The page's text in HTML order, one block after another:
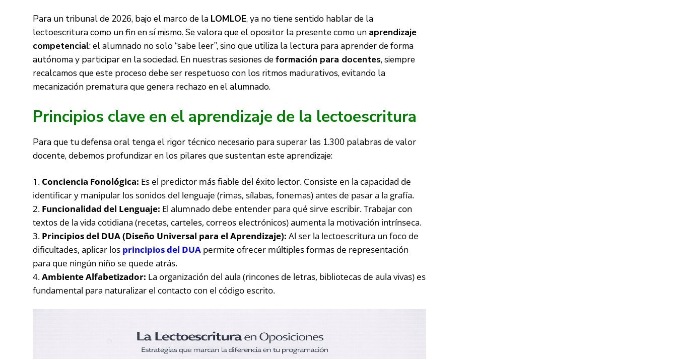
Para un tribunal de 2026, bajo el marco de la LOMLOE, ya no tiene sentido hablar de la
lectoescritura como un fin en sí mismo. Se valora que el opositor la presente como un aprendizaje
competencial: el alumnado no solo “sabe leer”, sino que utiliza la lectura para aprender de forma
autónoma y participar en la sociedad. En nuestras sesiones deformación para docentes, siempre
recalcamos que este proceso debe ser respetuoso con los ritmos madurativos, evitando la
mecanización prematura que genera rechazo en el alumnado.
Principios clave en el aprendizaje de la lectoescritura
Para que tu defensa oral tenga el rigor técnico necesario para superar las 1.300 palabras de valor
docente, debemos profundizar en los pilares que sustentan este aprendizaje:
Conciencia Fonológica: Es el predictor más fiable del éxito lector. Consiste en la capacidad de
identificar y manipular los sonidos del lenguaje (rimas, sílabas, fonemas) antes de pasar a la grafía.
Funcionalidad del Lenguaje: El alumnado debe entender para qué sirve escribir. Trabajar con
textos de la vida cotidiana (recetas, carteles, correos electrónicos) aumenta la motivación intrínseca.
Principios del DUA (Diseño Universal para el Aprendizaje): Al ser la lectoescritura un foco de
dificultades, aplicar los principios del DUApermite ofrecer múltiples formas de representación
para que ningún niño se quede atrás.
Ambiente Alfabetizador: La organización del aula (rincones de letras, bibliotecas de aula vivas) es
fundamental para naturalizar el contacto con el código escrito.